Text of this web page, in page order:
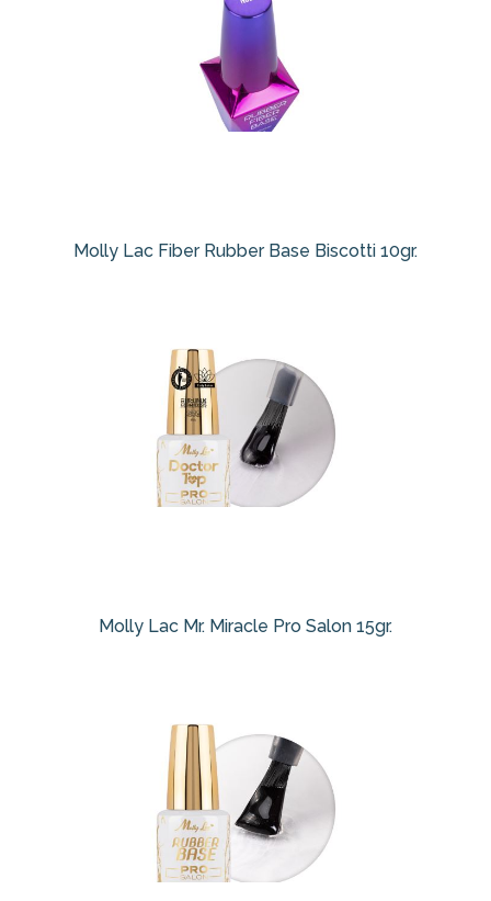
Molly Lac Fiber Rubber Base Biscotti 10gr.
Molly Lac Mr. Miracle Pro Salon 15gr.